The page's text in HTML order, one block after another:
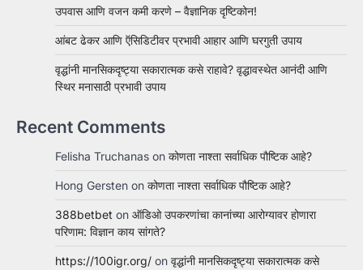
उपवास आणि वजन कमी करणे – वैज्ञानिक दृष्टिकोन!
आंबट ढेकर आणि ऍसिडिटीवर प्रभावी आहार आणि घरगुती उपाय
वृद्धांनी मानसिकदृष्ट्या सकारात्मक कसे राहावे? वृद्धावस्थेत आनंदी आणि
स्थिर मनासाठी प्रभावी उपाय
Recent Comments
Felisha Truchanas on कोणता नाश्ता सर्वाधिक पौष्टिक आहे?
Hong Gersten on कोणता नाश्ता सर्वाधिक पौष्टिक आहे?
388betbet on ऑडिओ उपकरणांचा कानांच्या आरोग्यावर होणारा
परिणाम: विज्ञान काय सांगते?
https://100igr.org/ on वृद्धांनी मानसिकदृष्ट्या सकारात्मक कसे